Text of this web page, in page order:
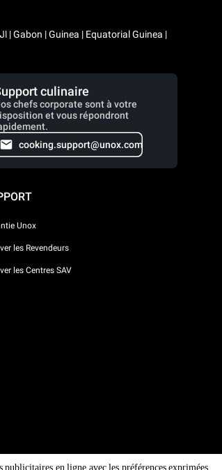
culinaire
chefs corporate sont à votre
et vous répondront
cooking.support@unox.com
Unox
les Revendeurs
les Centres SAV
en ligne avec les préférences exprimées